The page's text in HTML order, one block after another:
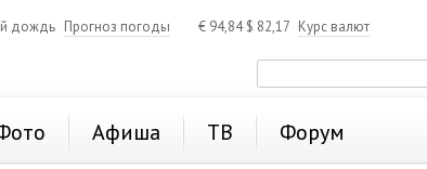
дождь Прогноз погоды € 94,84$ 82,17 Курс валют
Афиша ТВ Форум